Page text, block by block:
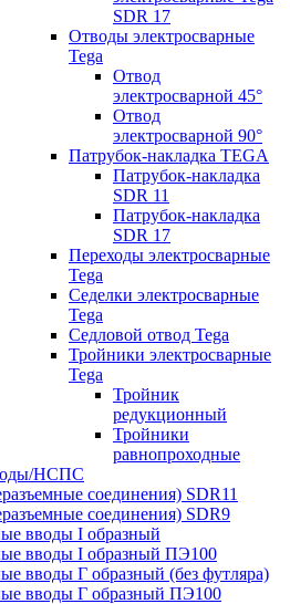
SDR 17
Отводы электросварные
Tega
Отвод
электросварной 45°
Отвод
электросварной 90°
Патрубок-накладка TEGA
Патрубок-накладка
SDR 11
Патрубок-накладка
SDR 17
Переходы электросварные
Tega
Седелки электросварные
Tega
Седловой отвод Tega
Тройники электросварные
Tega
Тройник
редукционный
Тройники
равнопроходные
НСПС
соединения) SDR11
соединения) SDR9
вводы I образный
вводы I образный ПЭ100
вводы Г образный (без футляра)
вводы Г образный ПЭ100